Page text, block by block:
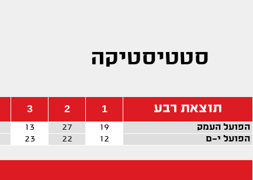
סטטיסטיקה
תוצאת רבע 1
2
3
הפועל העמק 19
27
13
הפועל י-ם
12
22
23